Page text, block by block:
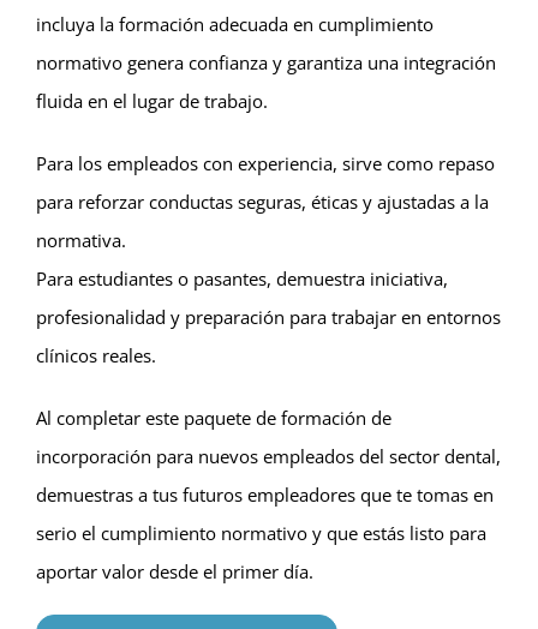
incluya la formación adecuada en cumplimiento
normativo genera confianza y garantiza una integración
fluida en el lugar de trabajo.
Para los empleados con experiencia, sirve como repaso
para reforzar conductas seguras, éticas y ajustadas a la
normativa.
Para estudiantes o pasantes, demuestra iniciativa,
profesionalidad y preparación para trabajar en entornos
clínicos reales.
Al completar este paquete de formación de
incorporación para nuevos empleados del sector dental,
demuestras a tus futuros empleadores que te tomas en
serio el cumplimiento normativo y que estás listo para
aportar valor desde el primer día.